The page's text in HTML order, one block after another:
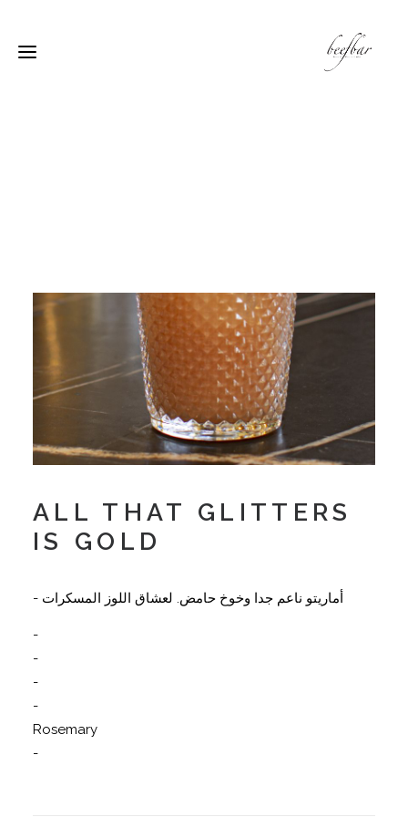
ALL THAT GLITTERS
IS GOLD
أماريتو ناعم جدا وخوخ حامض. لعشاق اللوز المسكرات -
-
-
-
-
Rosemary
-